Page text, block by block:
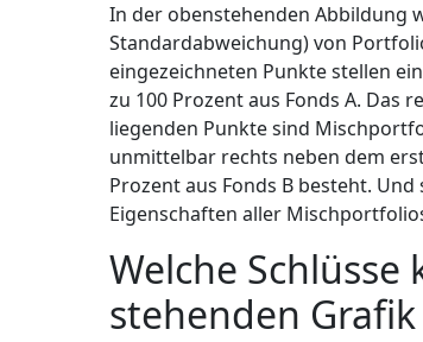
In der obenstehenden Abbildung
Standardabweichung) von
eingezeichneten Punkte stellen
zu 100 Prozent aus Fonds A. Das
liegenden Punkte sind
unmittelbar rechts neben dem
Prozent aus Fonds B besteht.
Eigenschaften aller
Welche
stehenden Grafik